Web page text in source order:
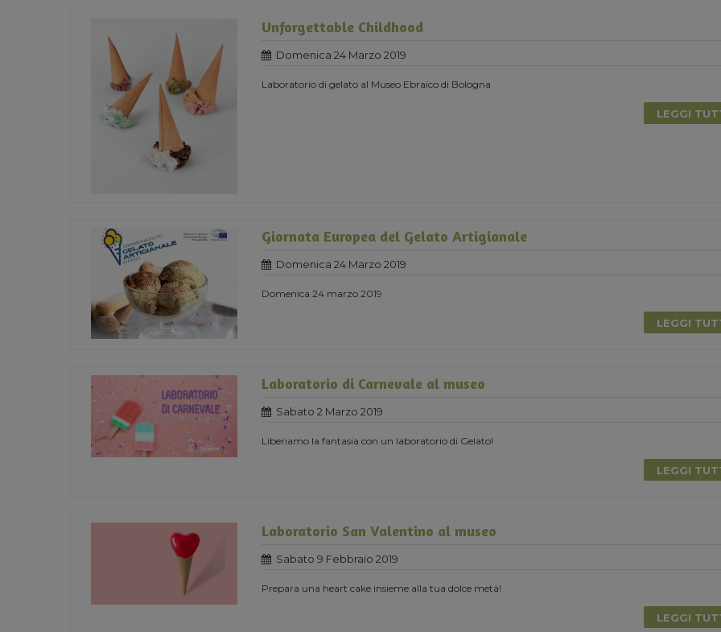
Unforgettable Childhood
Domenica 24 Marzo 2019
Laboratorio di gelato al Museo Ebraico di Bologna
LEGGI
Giornata Europea del Gelato Artigianale
Domenica 24 Marzo 2019
Domenica 24 marzo 2019
LEGGI
Laboratorio di Carnevale al museo
Sabato 2 Marzo 2019
Liberiamo la fantasia con un laboratorio di Gelato!
LEGGI
Laboratorio San Valentino al museo
Sabato 9 Febbraio 2019
Prepara una heart cake insieme alla tua dolce metà!
LEGGI